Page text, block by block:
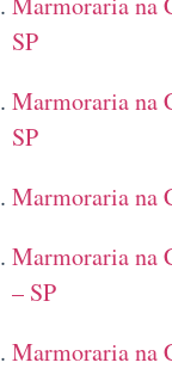
SP
Marmoraria na
SP
Marmoraria na
Marmoraria na
– SP
Marmoraria na